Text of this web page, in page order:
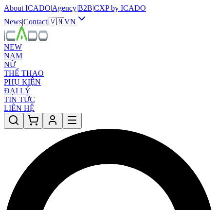
About ICADO|Agency|B2B|CXP by ICADO
News|Contact|🇻🇳VN
NEW
NAM
NỮ
THỂ THAO
PHỤ KIỆN
ĐẠI LÝ
TIN TỨC
LIÊN HỆ